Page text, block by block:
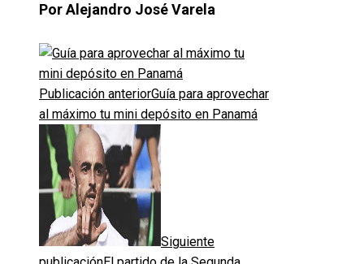
Por Alejandro José Varela
Publicación anteriorGuía para aprovechar
al máximo tu mini depósito en Panamá
Siguiente